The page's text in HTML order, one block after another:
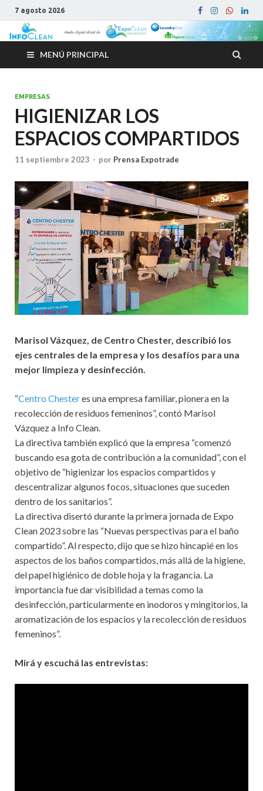
7 agosto 2026
MENÚ PRINCIPAL
EMPRESAS
HIGIENIZAR LOS
ESPACIOS COMPARTIDOS
11 septiembre 2023 - por Prensa Expotrade
Marisol Vázquez, de Centro Chester, describió los
ejes centrales de la empresa y los desafíos para una
mejor limpieza y desinfección.
“Centro Chesteres una empresa familiar, pionera en la
recolección de residuos femeninos”, contó Marisol
Vázquez a Info Clean.
La directiva también explicó que la empresa “comenzó
buscando esa gota de contribución a la comunidad”, con el
objetivo de “higienizar los espacios compartidos y
descentralizar algunos focos, situaciones que suceden
dentro de los sanitarios”.
La directiva disertó durante la primera jornada de Expo
Clean 2023 sobre las “Nuevas perspectivas para el baño
compartido”. Al respecto, dijo que se hizo hincapié en los
aspectos de los baños compartidos, más allá de la higiene,
del papel higiénico de doble hoja y la fragancia. La
importancia fue dar visibilidad a temas como la
desinfección, particularmente en inodoros y mingitorios, la
aromatización de los espacios y la recolección de residuos
femeninos”.
Mirá y escuchá las entrevistas: